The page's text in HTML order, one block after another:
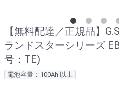
【無料配達／正規品】
ランドスターシリーズ
号：TE)
電池容量：100Ah 以上